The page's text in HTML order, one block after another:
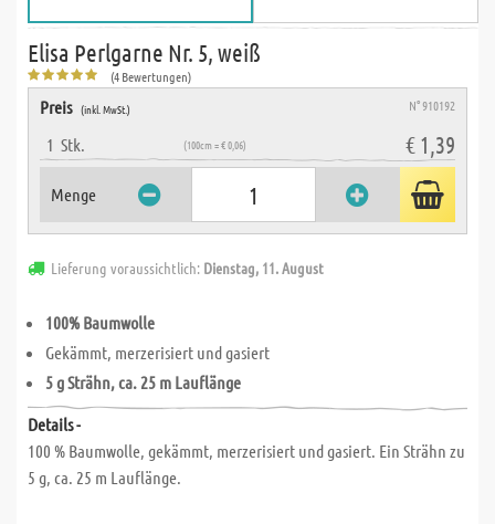
Elisa Perlgarne Nr. 5, weiß
(4 Bewertungen)
Preis (inkl. MwSt.) N° 910192
1 Stk. (100cm = € 0,06) € 1,39
Menge
Lieferung voraussichtlich: Dienstag, 11. August
100% Baumwolle
Gekämmt, merzerisiert und gasiert
5 g Strähn, ca. 25 m Lauflänge
Details -
100 % Baumwolle, gekämmt, merzerisiert und gasiert. Ein Strähn zu
5 g, ca. 25 m Lauflänge.